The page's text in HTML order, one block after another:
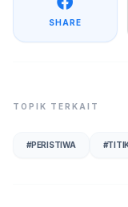
SHARE
TOPIK TERKAIT
#PERISTIWA #